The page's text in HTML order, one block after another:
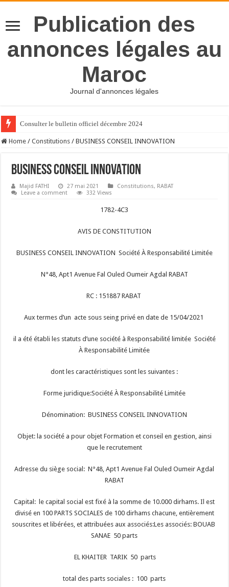
Publication des
annonces légales au
Maroc
Journal d'annonces légales
Consulter le bulletin officiel décembre 2024
Home / Constitutions / BUSINESS CONSEIL INNOVATION
BUSINESS CONSEIL INNOVATION
Majid FATHI 27 mai 2021 Constitutions, RABAT
Leave a comment
332 Views
1782-4C3
AVIS DE CONSTITUTION
BUSINESS CONSEIL INNOVATION Société À Responsabilité Limitée
N°48, Apt1 Avenue Fal Ouled Oumeir Agdal RABAT
RC : 151887 RABAT
Aux termes d’un acte sous seing privé en date de 15/04/2021
il a été établi les statuts d’une société à Responsabilité limitée Société
À Responsabilité Limitée
dont les caractéristiques sont les suivantes :
Forme juridique:Société À Responsabilité Limitée
Dénomination: BUSINESS CONSEIL INNOVATION
Objet: la société a pour objet Formation et conseil en gestion, ainsi
que le recrutement
Adresse du siège social: N°48, Apt1 Avenue Fal Ouled Oumeir Agdal
RABAT
Capital: le capital social est fixé à la somme de 10.000 dirhams. Il est
divisé en 100 PARTS SOCIALES de 100 dirhams chacune, entièrement
souscrites et libérées, et attribuées aux associés:Les associés: BOUAB
SANAE 50 parts
EL KHAITER TARIK 50 parts
total des parts sociales : 100 parts